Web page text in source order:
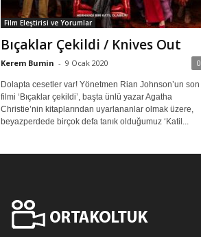
Film Eleştirisi ve Yorumlar
Bıçaklar Çekildi / Knives Out
Kerem Bumin - 9 Ocak 2020 0
Dolapta cesetler var! Yönetmen Rian Johnson’un son
filmi ‘Bıçaklar çekildi’, başta ünlü yazar Agatha
Christie’nin kitaplarından uyarlananlar olmak üzere,
beyazperdede birçok defa tanık olduğumuz ‘Katil...